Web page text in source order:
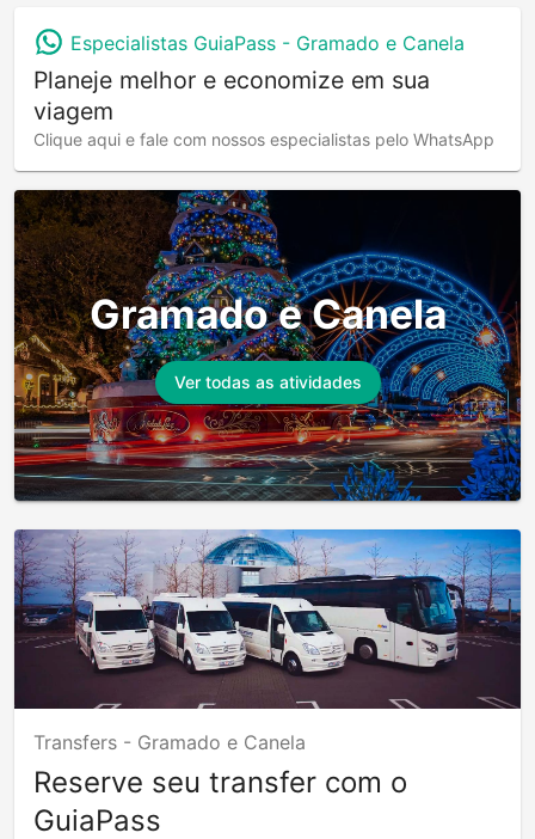
Especialistas GuiaPass - Gramado e Canela
Planeje melhor e economize em sua
viagem
Clique aqui e fale com nossos especialistas pelo WhatsApp
Gramado e Canela
Ver todas as atividades
Transfers - Gramado e Canela
Reserve seu transfer com o
GuiaPass